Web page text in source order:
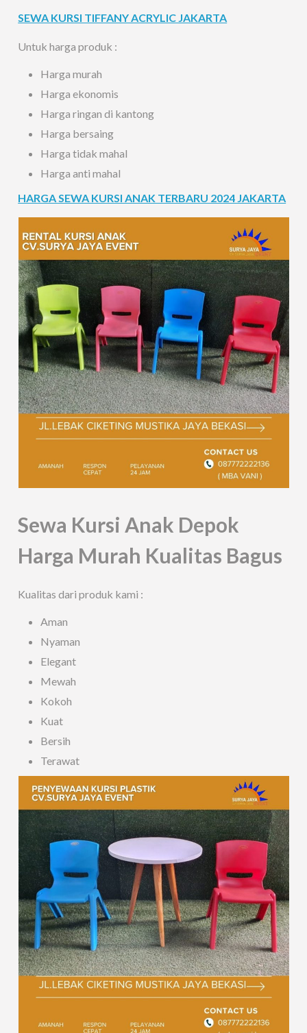
SEWA KURSI TIFFANY ACRYLIC JAKARTA
Untuk harga produk :
Harga murah
Harga ekonomis
Harga ringan di kantong
Harga bersaing
Harga tidak mahal
Harga anti mahal
HARGA SEWA KURSI ANAK TERBARU 2024 JAKARTA
Sewa Kursi Anak Depok
Harga Murah Kualitas Bagus
Kualitas dari produk kami :
Aman
Nyaman
Elegant
Mewah
Kokoh
Kuat
Bersih
Terawat